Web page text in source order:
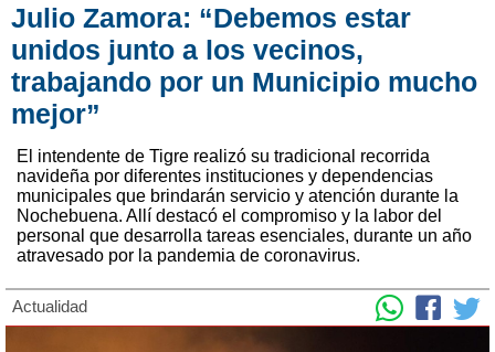
Julio Zamora: “Debemos estar
unidos junto a los vecinos,
trabajando por un Municipio mucho
mejor”
El intendente de Tigre realizó su tradicional recorrida
navideña por diferentes instituciones y dependencias
municipales que brindarán servicio y atención durante la
Nochebuena. Allí destacó el compromiso y la labor del
personal que desarrolla tareas esenciales, durante un año
atravesado por la pandemia de coronavirus.
Actualidad